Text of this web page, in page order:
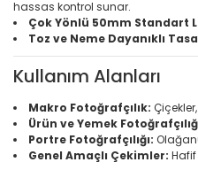
hassas kontrol sunar.
Çok Yönlü 50mm Standart
Toz ve Neme Dayanıklı
Kullanım Alanları
Makro Fotoğrafçılık:
Ürün ve Yemek
Portre Fotoğrafçılığı:
Genel Amaçlı Çekimler: